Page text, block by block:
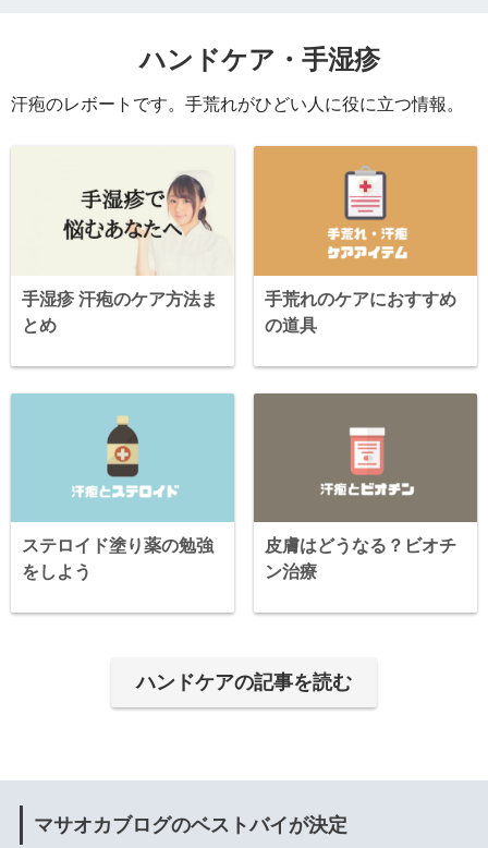
ハンドケア・手湿疹
汗疱のレボートです。手荒れがひどい人に役に立つ情報。
手湿疹 汗疱のケア方法ま
とめ
手荒れのケアにおすすめ
の道具
ステロイド塗り薬の勉強
をしよう
皮膚はどうなる？ビオチ
ン治療
ハンドケアの記事を読む
マサオカブログのベストバイが決定